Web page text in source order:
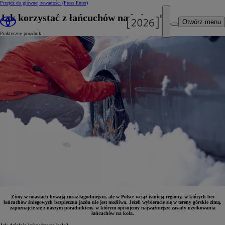
Przejdź do głównej zawartości (Press Enter)
Otwórz menu
Jak korzystać z łańcuchów na koła?
Praktyczny poradnik
Zimy w miastach bywają coraz łagodniejsze, ale w Polsce wciąż istnieją regiony, w których bez
łańcuchów śniegowych bezpieczna jazda nie jest możliwa. Jeżeli wybieracie się w tereny górskie zimą,
zapoznajcie się z naszym poradnikiem, w którym opisujemy najważniejsze zasady użytkowania
łańcuchów na koła.